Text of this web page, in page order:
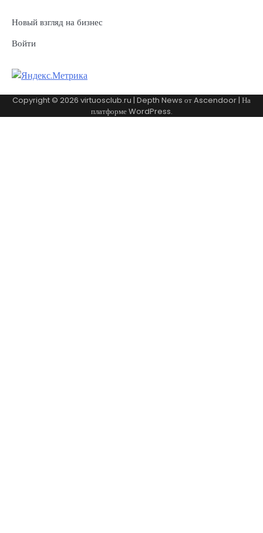
Новый взгляд на бизнес
Войти
Copyright © 2026 virtuosclub.ru | Depth News отAscendoor | На
платформеWordPress.